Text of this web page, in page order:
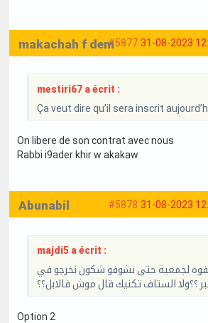
#5877 31-08-2023
makachah f dem
mestiri67 a écrit :
Ça veut dire qu’il sera inscrit
On libere de son contrat avec nous
Rabbi i9ader khir w akakaw
#5878 31-08-2023
Abunabil
majdi5 a écrit :
لجمعية حتى نشوفو شكون نخرجو في
؟؟ولا الستاف تكنيك قال موش فالابل؟؟
Option 2